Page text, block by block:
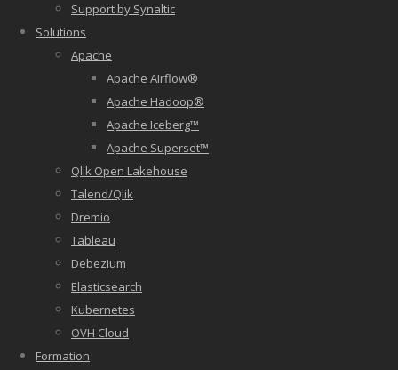
Support by Synaltic
Solutions
Apache
Apache AIrflow®
Apache Hadoop®
Apache Iceberg™
Apache Superset™
Qlik Open Lakehouse
Talend/Qlik
Dremio
Tableau
Debezium
Elasticsearch
Kubernetes
OVH Cloud
Formation